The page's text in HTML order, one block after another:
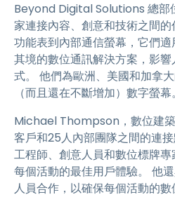
Beyond Digital Solutions 總部
家連接內容、創意和技術之間
功能表到內部通信螢幕，它們
其境的數位通訊解決方案，影
式。 他們為歐洲、美國和加拿
（而且還在不斷增加）數字螢幕。
Michael Thompson，數位建
客戶和25人內部團隊之間的連
工程師、創意人員和數位標牌
每個活動的最佳用戶體驗。 他
人員合作，以確保每個活動的數